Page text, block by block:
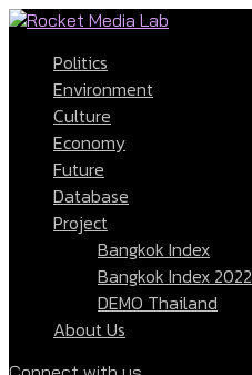
Politics
Environment
Culture
Economy
Future
Database
Project
Bangkok Index
Bangkok Index 2022
DEMO Thailand
About Us